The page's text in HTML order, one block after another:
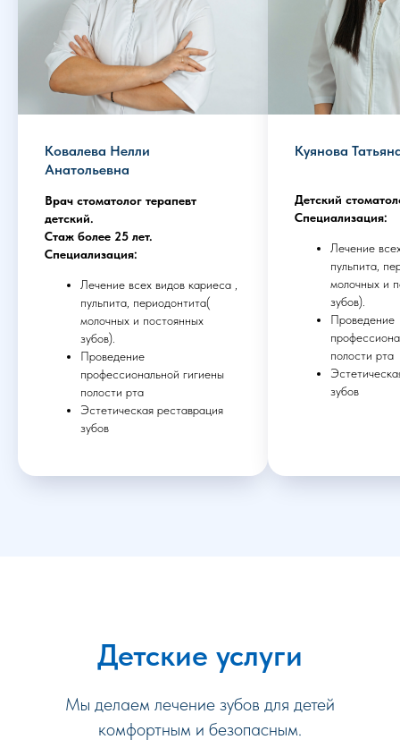
Ковалева Нелли
Анатольевна
Врач стоматолог терапевт
детский.
Cтаж более 25 лет.
Специализация:
Лечение всех видов кариеса ,
пульпита, периодонтита(
молочных и постоянных
зубов).
Проведение
профессиональной гигиены
полости рта
Эстетическая реставрация
зубов
Куянова
Детский
Специализация:
Лечение
пульпита,
молочных и
зубов).
Проведение
полости рта
зубов
Детские услуги
Мы делаем лечение зубов для детей
комфортным и безопасным.